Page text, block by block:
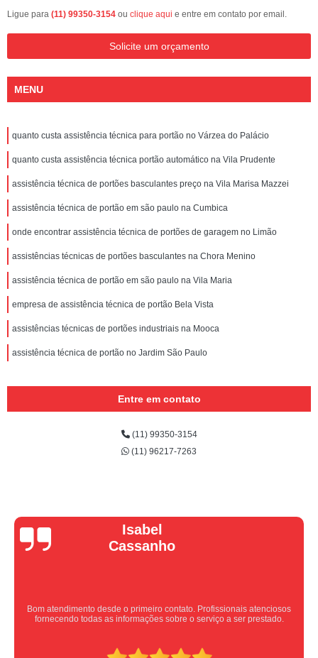
Ligue para (11) 99350-3154 ou clique aqui e entre em contato por email.
Solicite um orçamento
MENU
quanto custa assistência técnica para portão no Várzea do Palácio
quanto custa assistência técnica portão automático na Vila Prudente
assistência técnica de portões basculantes preço na Vila Marisa Mazzei
assistência técnica de portão em são paulo na Cumbica
onde encontrar assistência técnica de portões de garagem no Limão
assistências técnicas de portões basculantes na Chora Menino
assistência técnica de portão em são paulo na Vila Maria
empresa de assistência técnica de portão Bela Vista
assistências técnicas de portões industriais na Mooca
assistência técnica de portão no Jardim São Paulo
Entre em contato
(11) 99350-3154
(11) 96217-7263
Vera Maria
Equipe nota 10, trabalho rápido com excelência , super organizados.
Super indico.